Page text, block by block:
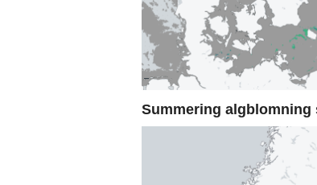
Summering algblomning